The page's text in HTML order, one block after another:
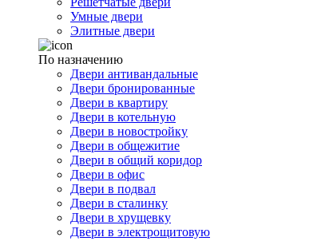
Умные двери
Элитные двери
По назначению
Двери антивандальные
Двери бронированные
Двери в квартиру
Двери в котельную
Двери в новостройку
Двери в общежитие
Двери в общий коридор
Двери в офис
Двери в подвал
Двери в сталинку
Двери в хрущевку
Двери в электрощитовую